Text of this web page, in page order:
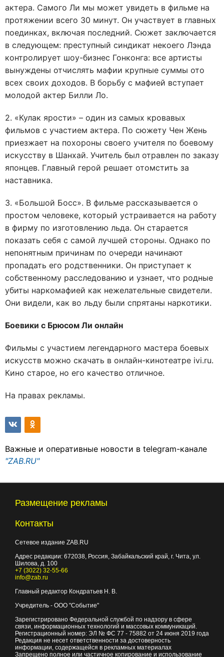
актера. Самого Ли мы может увидеть в фильме на
протяжении всего 30 минут. Он участвует в главных
поединках, включая последний. Сюжет заключается
в следующем: преступный синдикат некоего Лэнда
контролирует шоу-бизнес Гонконга: все артисты
вынуждены отчислять мафии крупные суммы ото
всех своих доходов. В борьбу с мафией вступает
молодой актер Билли Ло.
2. «Кулак ярости» – один из самых кровавых
фильмов с участием актера. По сюжету Чен Жень
приезжает на похороны своего учителя по боевому
искусству в Шанхай. Учитель был отравлен по заказу
японцев. Главный герой решает отомстить за
наставника.
3. «Большой Босс». В фильме рассказывается о
простом человеке, который устраивается на работу
в фирму по изготовлению льда. Он старается
показать себя с самой лучшей стороны. Однако по
непонятным причинам по очереди начинают
пропадать его родственники. Он приступает к
собственному расследованию и узнает, что родные
убиты наркомафией как нежелательные свидетели.
Они видели, как во льду были спрятаны наркотики.
Боевики с Брюсом Ли онлайн
Фильмы с участием легендарного мастера боевых
искусств можно скачать в онлайн-кинотеатре ivi.ru.
Кино старое, но его качество отличное.
На правах рекламы.
Важные и оперативные новости в telegram-канале
"ZAB.RU"
Размещение рекламы
Контакты
Сетевое издание ZAB.RU
Адрес редакции: 672038, Россия, Забайкальский край, г. Чита, ул.
Шилова, д. 100
+7 (3022) 32-55-66
info@zab.ru
Главный редактор Кондратьев Н. В.
Учредитель - ООО "Событие"
Зарегистрировано Федеральной службой по надзору в сфере
связи, информационных технологий и массовых коммуникаций.
Регистрационный номер: ЭЛ № ФС 77 - 75882 от 24 июня 2019 года
Редакция не несет ответственности за достоверность
информации, содержащейся в рекламных материалах
Запрещено полное или частичное копирование и использование